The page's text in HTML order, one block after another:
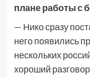
плане работы с
— Нико сразу
него появились
нескольких
хороший